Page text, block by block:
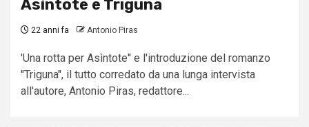
Asìntote e Triguna
22 anni fa Antonio Piras
'Una rotta per Asìntote'' e l'introduzione del romanzo
''Triguna'', il tutto corredato da una lunga intervista
all'autore, Antonio Piras, redattore...